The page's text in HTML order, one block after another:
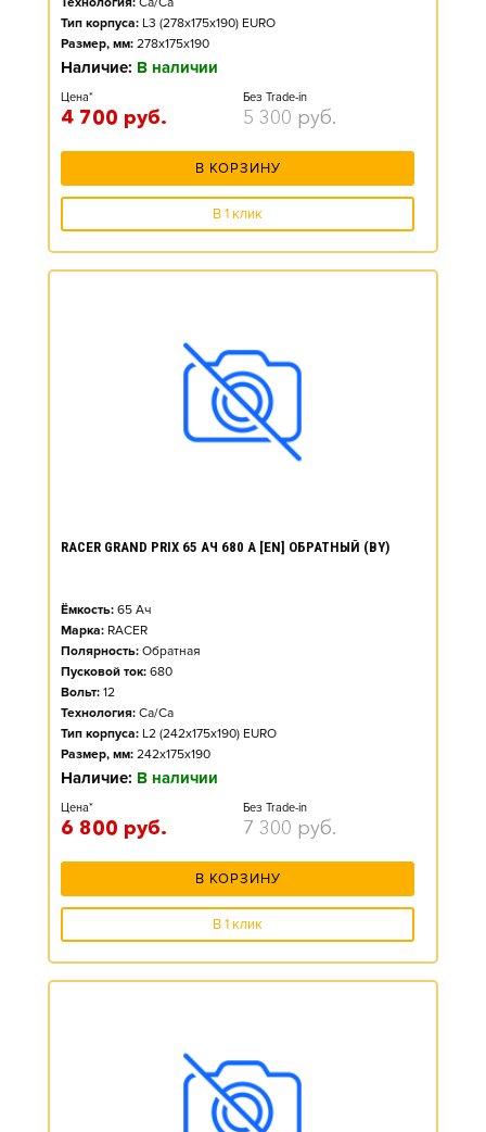
Тип корпуса: L3 (278x175x190) EURO
Размер, мм: 278x175x190
Наличие: В наличии
Цена*
4 700 руб.
Без Trade-in
5 300 руб.
В КОРЗИНУ
В 1 клик
RACER GRAND PRIX 65 АЧ 680 А [EN] ОБРАТНЫЙ (BY)
Ёмкость: 65 Ач
Марка: RACER
Полярность: Обратная
Пусковой ток: 680
Вольт: 12
Технология: Ca/Ca
Тип корпуса: L2 (242x175x190) EURO
Размер, мм: 242x175x190
Наличие: В наличии
Цена*
6 800 руб.
Без Trade-in
7 300 руб.
В КОРЗИНУ
В 1 клик